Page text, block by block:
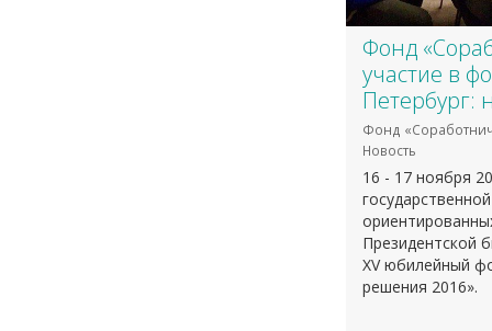
Фонд
участие в
Петербург:
Фонд
Новость
16 - 17 ноября
Президентской
XV юбилейный
решения 2016».